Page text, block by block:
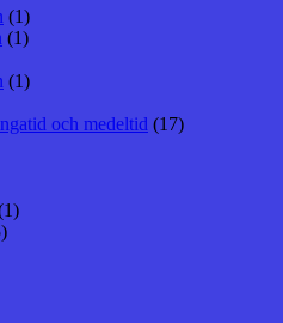
(1)
(1)
(1)
och medeltid (17)